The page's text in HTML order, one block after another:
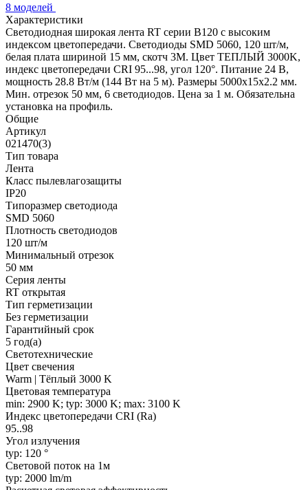
8 моделей
Характеристики
Светодиодная широкая лента RT серии B120 с высоким
индексом цветопередачи. Светодиоды SMD 5060, 120 шт/м,
белая плата шириной 15 мм, скотч 3М. Цвет ТЕПЛЫЙ 3000K,
индекс цветопередачи CRI 95...98, угол 120°. Питание 24 В,
мощность 28.8 Вт/м (144 Вт на 5 м). Размеры 5000х15х2.2 мм.
Мин. отрезок 50 мм, 6 светодиодов. Цена за 1 м. Обязательна
установка на профиль.
Общие
Артикул
021470(3)
Тип товара
Лента
Класс пылевлагозащиты
IP20
Типоразмер светодиода
SMD 5060
Плотность светодиодов
120 шт/м
Минимальный отрезок
50 мм
Серия ленты
RT открытая
Тип герметизации
Без герметизации
Гарантийный срок
5 год(а)
Светотехнические
Цвет свечения
Warm | Тёплый 3000 K
Цветовая температура
min: 2900 K; typ: 3000 K; max: 3100 K
Индекс цветопередачи CRI (Ra)
95..98
Угол излучения
typ: 120 °
Световой поток на 1м
typ: 2000 lm/m